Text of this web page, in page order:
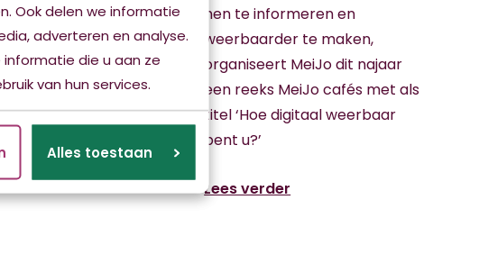
Ook delen we informatie
adverteren en analyse.
die u aan ze
van hun services.
Alles toestaan
in hun eigen
hen te informeren en
weerbaarder te maken,
organiseert MeiJo dit najaar
een reeks MeiJo cafés met als
titel ‘Hoe digitaal weerbaar
bent u?’
Lees verder